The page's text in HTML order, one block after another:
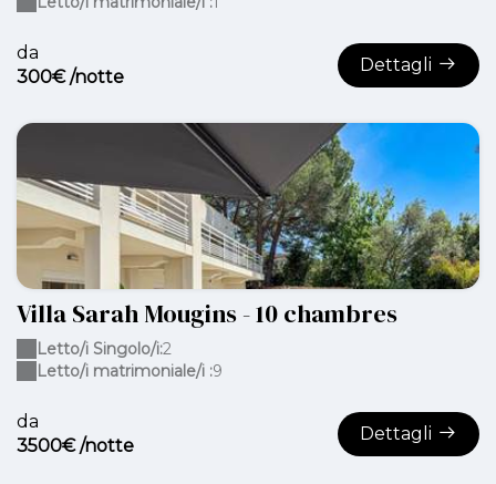
da
300€ /notte
Dettagli
Villa Sarah Mougins - 10 chambres
da
3500€ /notte
Dettagli
Letto/i Singolo/i:2
Letto/i matrimoniale/i :9